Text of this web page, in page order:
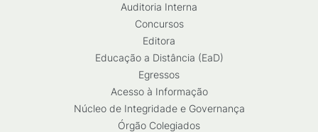
Auditoria Interna
Concursos
Editora
Educação a Distância (EaD)
Egressos
Acesso à Informação
Núcleo de Integridade e Governança
Órgão Colegiados